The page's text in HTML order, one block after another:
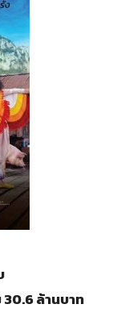
30.6 ล้านบาท